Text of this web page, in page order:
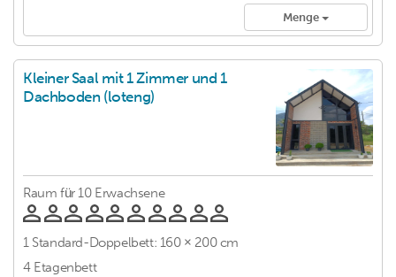
Menge
Kleiner Saal mit 1 Zimmer und 1
Dachboden (loteng)
Raum für 10 Erwachsene
1 Standard-Doppelbett: 160 × 200 cm
4 Etagenbett